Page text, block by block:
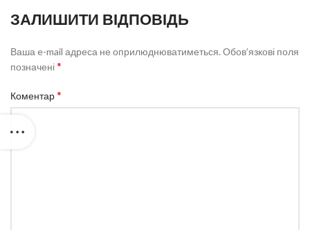
ЗАЛИШИТИ ВІДПОВІДЬ
Ваша e-mail адреса не оприлюднюватиметься. Обов’язкові поля
позначені*
Коментар*